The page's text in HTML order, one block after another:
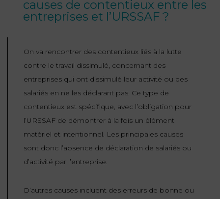
ET
causes de contentieux entre les
entreprises et l’URSSAF ?
On va rencontrer des contentieux liés à la lutte
contre le travail dissimulé, concernant des
entreprises qui ont dissimulé leur activité ou des
salariés en ne les déclarant pas. Ce type de
contentieux est spécifique, avec l’obligation pour
l’URSSAF de démontrer à la fois un élément
matériel et intentionnel. Les principales causes
sont donc l’absence de déclaration de salariés ou
d’activité par l’entreprise.
D’autres causes incluent des erreurs de bonne ou